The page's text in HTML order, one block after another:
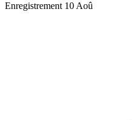
Enregistrement 10 Aoû